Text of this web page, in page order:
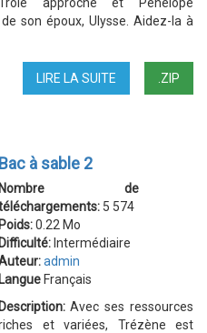
son époux, Ulysse. Aidez-la à
.ZIP
LIRE LA SUITE
L'ODYSSÉE
Bac à sable 2
Nombre de
5 574
Poids:0.22 Mo
Difficulté: Intermédiaire
admin
Langue Français
Description: Avec ses ressources
et variées, Trézène est